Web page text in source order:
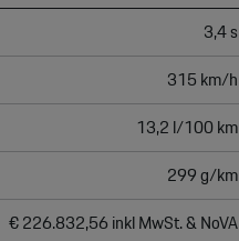
3,4 s
315 km/h
13,2 l/100 km
299 g/km
€ 226.832,56 inkl MwSt. & NoVA